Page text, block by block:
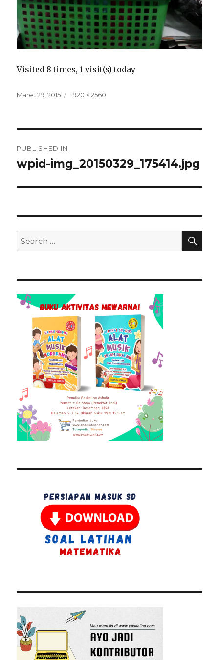
Visited 8 times, 1 visit(s) today
Posted
Maret 29, 2015
Full
1920 × 2560
pos
PUBLISHED IN
wpid-img_20150329_175414.jpg
Search
for: